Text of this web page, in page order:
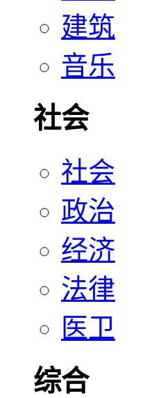
建筑
音乐
社会
社会
政治
经济
法律
医卫
综合